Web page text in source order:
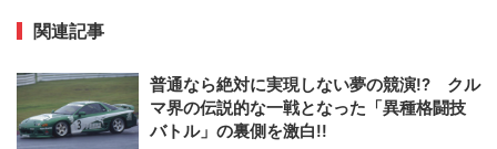
関連記事
普通なら絶対に実現しない夢の競演!? クル
マ界の伝説的な一戦となった「異種格闘技
バトル」の裏側を激白!!